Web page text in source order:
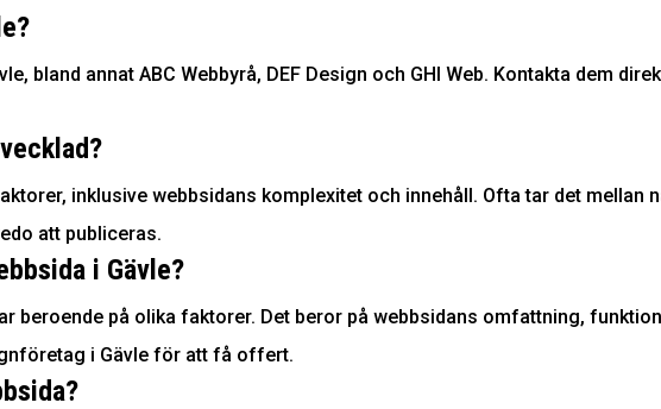
bland annat ABC Webbyrå, DEF Design och GHI Web. Kontakta dem
inklusive webbsidans komplexitet och innehåll. Ofta tar det mellan
att publiceras.
i Gävle?
beroende på olika faktorer. Det beror på webbsidans omfattning,
i Gävle för att få offert.